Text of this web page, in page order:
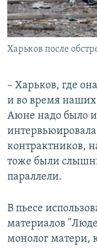
Харьков после
– Харьков, где
и во время наших
Аюне надо было
контрактников,
тоже были
параллели.
В пьесе
материалов
монолог матери,